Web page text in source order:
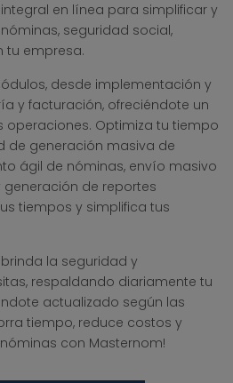
en línea para simplificar y
seguridad social,
tu empresa.
desde implementación y
y facturación, ofreciéndote un
Optimiza tu tiempo
de generación masiva de
ágil de nóminas, envío masivo
de reportes
tiempos y simplifica tus
la seguridad y
respaldando diariamente tu
actualizado según las
tiempo, reduce costos y
con Masternom!